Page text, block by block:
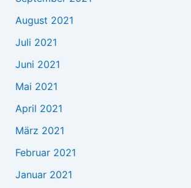
August 2021
Juli 2021
Juni 2021
Mai 2021
April 2021
März 2021
Februar 2021
Januar 2021